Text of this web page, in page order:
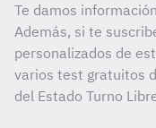
Te damos
Además, si te
personalizados de
varios test gratuitos
del Estado Turno